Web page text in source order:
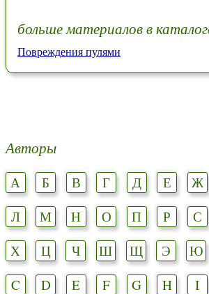
больше материалов в
Повреждения пулями
Авторы
А Б В Г Д Е Ж
Л
М Н О П Р С
Х
Ц Ч Ш Щ Э Ю
C
D E F G H I